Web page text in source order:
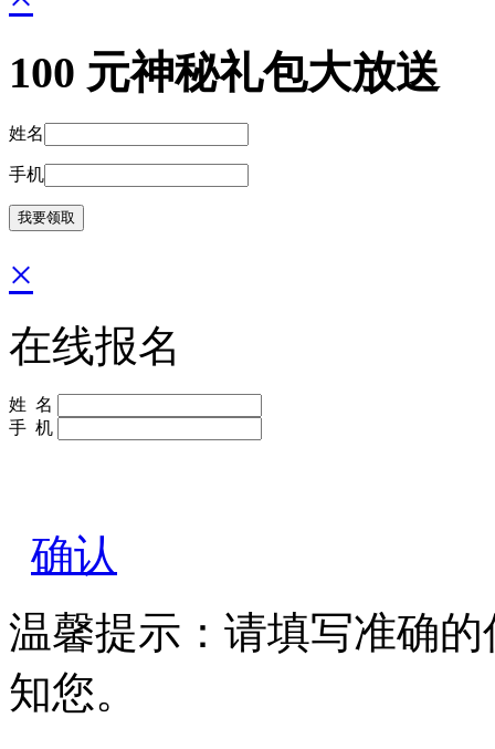
100 元神秘礼包大放送
姓名
手机
×
在线报名
姓 名
手 机
确认
温馨提示：请填写准确
知您。